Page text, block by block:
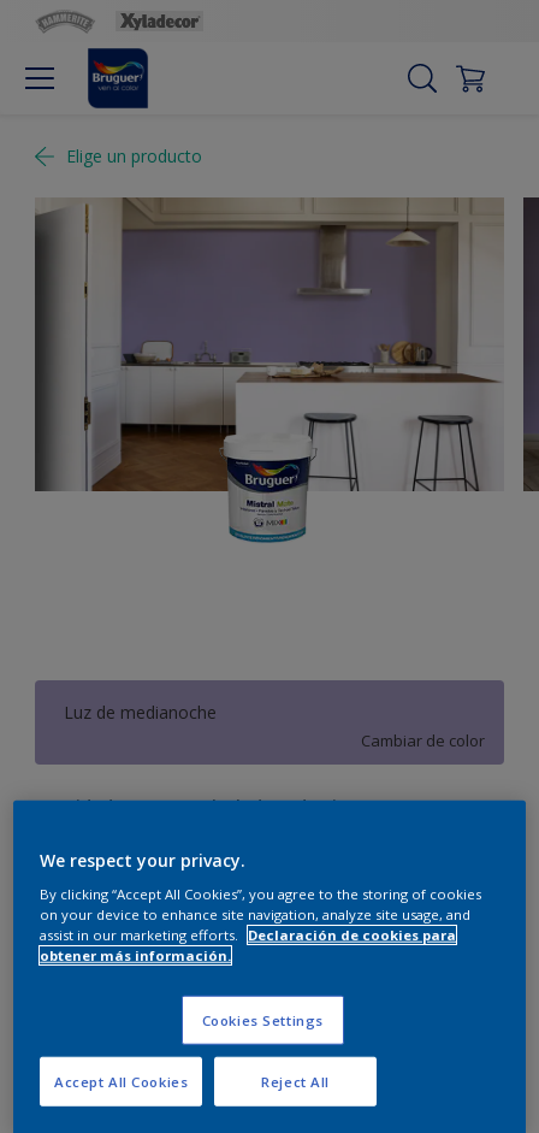
Elige un producto
Luz de medianoche
Cambiar de color
Cantidad Calculadora de pintura
Este producto no está actualmente disponible en línea.
Por favor, visite su tienda más cercana.
Agregar a espacio Encontrar una tienda
We respect your privacy.
By clicking “Accept All Cookies”, you agree to the storing of cookies
on your device to enhance site navigation, analyze site usage, and
assist in our marketing efforts.
Declaración de cookies para
obtener más información.
Cookies Settings
Reject All
Accept All Cookies